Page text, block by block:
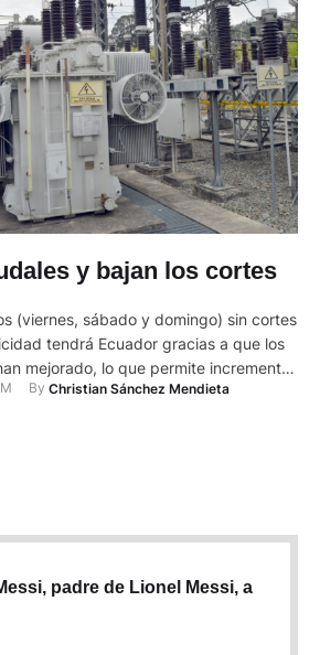
y bajan los cortes
(viernes, sábado y domingo) sin cortes
tendrá Ecuador gracias a que los
mejorado, lo que permite incrementar
Por ejemplo, el caudal del río Paute,
en unos 20 metros cúbicos por
By Christian Sánchez Mendieta
padre de Lionel Messi, a